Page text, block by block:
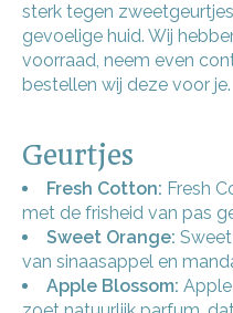
sterk tegen
gevoelige huid. Wij
voorraad, neem even
bestellen wij deze voor je.
Geurtjes
Fresh Cotton: Fresh
met de frisheid van pas
Sweet Orange:
van sinaasappel en
Apple Blossom: